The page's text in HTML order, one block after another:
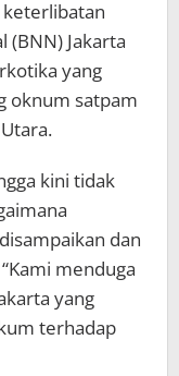
keterlibatan
(BNN) Jakarta
yang
oknum satpam
kini tidak
dan
menduga
yang
terhadap